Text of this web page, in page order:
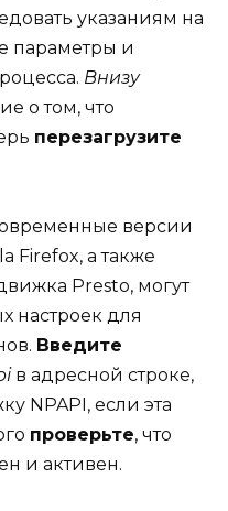
указаниям на
параметры и
Внизу
о том, что
перезагрузите
версии
Firefox, а также
Presto, могут
настроек для
Введите
в адресной строке,
NPAPI, если эта
проверьте, что
и активен.